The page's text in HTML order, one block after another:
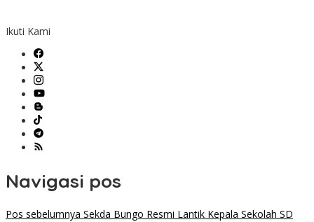
Ikuti Kami
Navigasi pos
Pos sebelumnya Sekda Bungo Resmi Lantik Kepala Sekolah SD